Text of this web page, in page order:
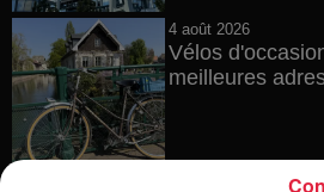
4 août 2026
Vélos
meilleures